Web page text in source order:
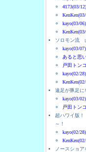
4173(03/12)
kayo(03/06)
ソロモン流
kayo(03/07)
あると思
戸田トン
kayo(02/28)
遠足が豚足に
kayo(03/02)
戸田トン
超ハワイ版！
～！
kayo(02/28)
ノースショ